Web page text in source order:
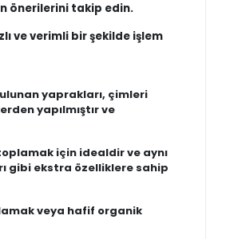
önerilerini takip edin.
ve verimli bir şekilde işlem
yaprakları, çimleri
yapılmıştır ve
için idealdir ve aynı
gibi ekstra özelliklere sahip
veya hafif organik